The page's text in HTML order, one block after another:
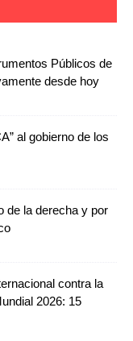
Públicos de
desde hoy
al gobierno de los
de la derecha y por
contra la
2026: 15